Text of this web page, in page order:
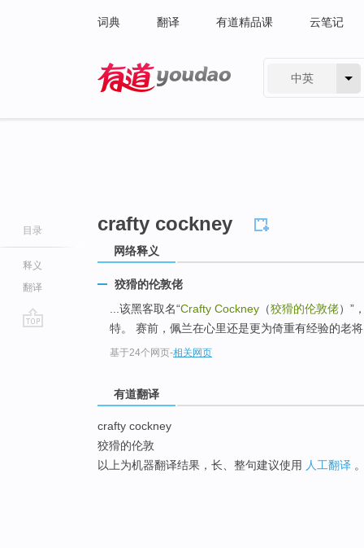
词典 翻译 有道精品课 云笔记
中英
目录
释义
翻译
crafty cockney
网络释义
狡猾的伦敦佬
...该黑客取名“Crafty Cockney （狡猾的伦敦佬）”
特。 赛前，佩兰在心里还是更为倚重有经验的老
基于24个网页-相关网页
有道翻译
crafty cockney
狡猾的伦敦
以上为机器翻译结果，长、整句建议使用 人工翻译